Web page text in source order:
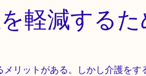
軽減する
リットがある。しかし介護をす